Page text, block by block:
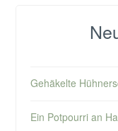
Gehäkelte
Ein Potpourri an